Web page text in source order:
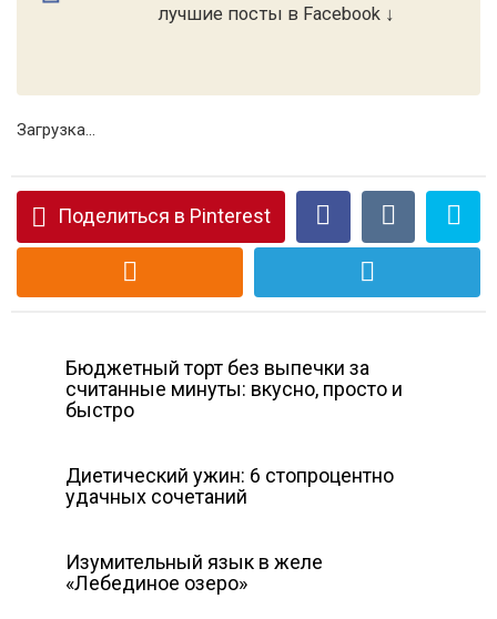
лучшие посты в Facebook ↓
Загрузка...
Поделиться в Pinterest
Бюджетный торт без выпечки за
считанные минуты: вкусно, просто и
быстро
Диетический ужин: 6 стопроцентно
удачных сочетаний
Изумительный язык в желе
«Лебединое озеро»